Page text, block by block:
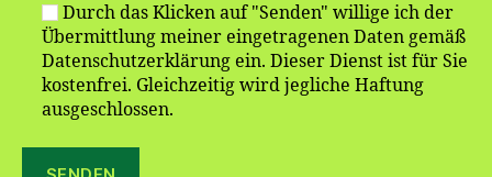
Durch das Klicken auf "Senden" willige ich der
Übermittlung meiner eingetragenen Daten gemäß
Datenschutzerklärung ein. Dieser Dienst ist für Sie
kostenfrei. Gleichzeitig wird jegliche Haftung
ausgeschlossen.